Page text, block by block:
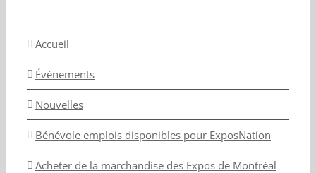
Accueil
Évènements
Nouvelles
Bénévole emplois disponibles pour ExposNation
Acheter de la marchandise des Expos de Montréal